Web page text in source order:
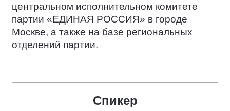
центральном исполнительном комитете
партии «ЕДИНАЯ РОССИЯ» в городе
Москве, а также на базе региональных
отделений партии.
Спикер